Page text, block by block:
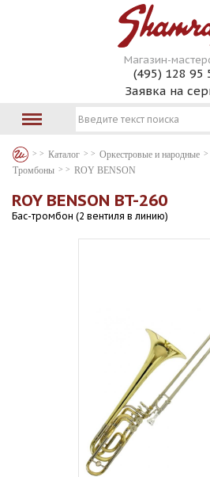
Магазин-
(495) 128 95
Заявка на
Каталог Оркестровые и народные
Тромбоны
ROY BENSON
ROY BENSON BT-260
Бас-тромбон (2 вентиля в линию)